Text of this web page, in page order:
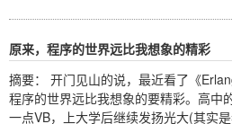
原来，程序的世界远比我想象的精彩
摘要： 开门见山的说，最近看了《
程序的世界远比我想象的要精彩。高中
一点VB，上大学后继续发扬光大(其实